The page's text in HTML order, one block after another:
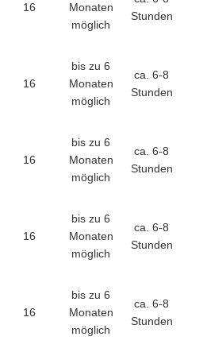
16
Monaten
möglich
Stunden
16
bis zu 6
Monaten
möglich
ca. 6-8
Stunden
16
bis zu 6
Monaten
möglich
ca. 6-8
Stunden
16
bis zu 6
Monaten
möglich
ca. 6-8
Stunden
16
bis zu 6
Monaten
möglich
ca. 6-8
Stunden